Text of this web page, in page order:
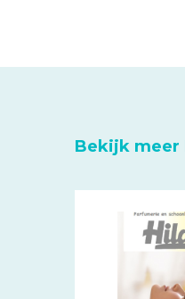
Bekijk meer